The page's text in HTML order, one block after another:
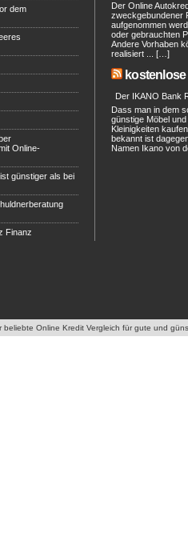
dem
Online-
günstiger als bei
Finanz
Der Online
zweckgebundener
aufgenommen
oder gebrauchten
Andere Vorhaben
realisiert ... […]
Der IKANO Bank
Dass man in dem
günstige Möbel
Kleinigkeiten
bekannt ist
Namen Ikano von
beliebte Online Kredit Vergleich für gute und